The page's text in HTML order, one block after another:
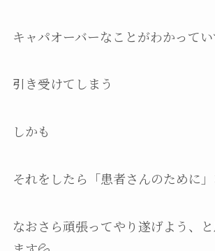
キャパオーバーなことがわかってい
引き受けてしまう
しかも
それをしたら「患者さんのために
なおさら頑張ってやり遂げよう、